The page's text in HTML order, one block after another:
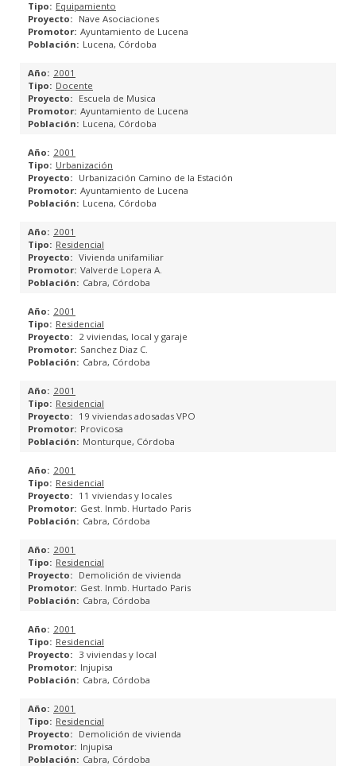
ESPACIOS PÚBLICOS
INGENIERÍA DE EDIFICACIÓN
PROYECTOS DE ESTRUCTURA
PROYECTOS DE INSTALACIONES
CUMPLIMIENTO HE 2013
MEMORIAS CTE
MEDICIONES Y PRESUPUESTOS
EFICIENCIA ENERGÉTICA
CERTIFICACIÓN ENERGÉTICA
ARQUITECTURA COLABORATIVA
Viviendas, Oficinas y Locales en Calle Jaime, Lucena.
Viviendas y Local Comercial en Calle Martín Belda, Cabra.
CONSTRUCCIÓN
REHABILITACIÓN ENERGÉTICA
REFORMAS
OBRA NUEVA
OBRA CIVIL
FONDOS FEDER 2014/2020
GESTIONES ADMINISTRATIVAS
Equipamiento
Nave Asociaciones
Ayuntamiento de Lucena
Lucena, Córdoba
2001
Docente
Escuela de Musica
Ayuntamiento de Lucena
Lucena, Córdoba
2001
Urbanización
Urbanización Camino de la Estación
Ayuntamiento de Lucena
Lucena, Córdoba
2001
Residencial
Vivienda unifamiliar
Valverde Lopera A.
Cabra, Córdoba
2001
Residencial
2 viviendas, local y garaje
Sanchez Diaz C.
Cabra, Córdoba
2001
Residencial
19 viviendas adosadas VPO
Provicosa
Monturque, Córdoba
2001
Residencial
11 viviendas y locales
Gest. Inmb. Hurtado Paris
Cabra, Córdoba
2001
Residencial
Demolición de vivienda
Gest. Inmb. Hurtado Paris
Cabra, Córdoba
2001
Residencial
3 viviendas y local
Injupisa
Cabra, Córdoba
2001
Residencial
Demolición de vivienda
Injupisa
Cabra, Córdoba